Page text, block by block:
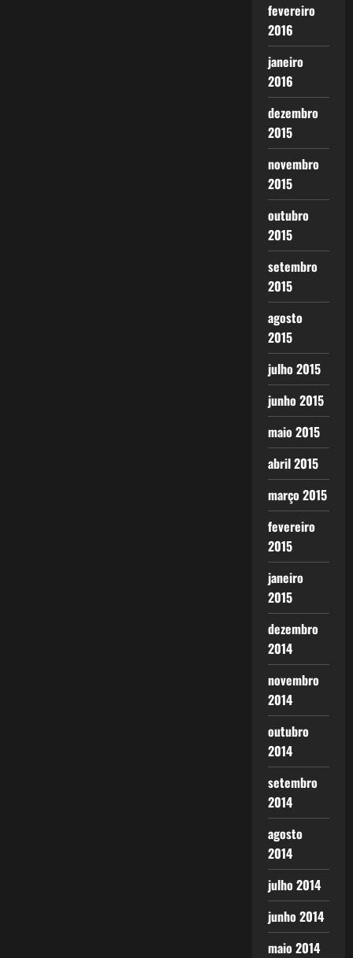
fevereiro
2016
janeiro
2016
dezembro
2015
novembro
2015
outubro
2015
setembro
2015
agosto
2015
julho 2015
junho 2015
maio 2015
abril 2015
março 2015
fevereiro
2015
janeiro
2015
dezembro
2014
novembro
2014
outubro
2014
setembro
2014
agosto
2014
julho 2014
junho 2014
maio 2014